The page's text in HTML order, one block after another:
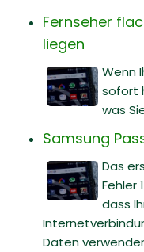
Fernseher
liegen
Wenn
sofort
was
Samsung
Das
Fehler
dass
Daten